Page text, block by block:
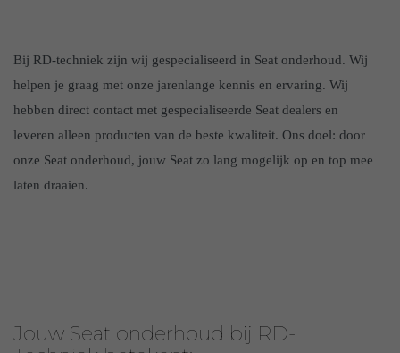
Bij RD-techniek zijn wij gespecialiseerd in Seat onderhoud. Wij
helpen je graag met onze jarenlange kennis en ervaring. Wij
hebben direct contact met gespecialiseerde Seat dealers en
leveren alleen producten van de beste kwaliteit. Ons doel: door
onze Seat onderhoud, jouw Seat zo lang mogelijk op en top mee
laten draaien.
Jouw Seat onderhoud bij RD-